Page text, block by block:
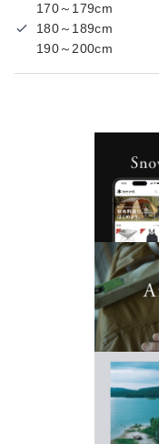
170～179cm
180～189cm
190～200cm